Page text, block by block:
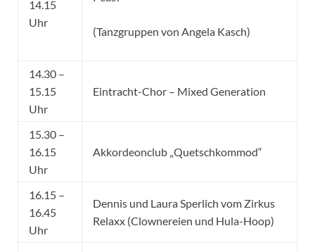
14.15
Uhr
(Tanzgruppen von Angela Kasch)
14.30 –
15.15
Uhr
Eintracht-Chor – Mixed Generation
15.30 –
16.15
Uhr
Akkordeonclub „Quetschkommod“
16.15 –
16.45
Uhr
Dennis und Laura Sperlich vom Zirkus
Relaxx (Clownereien und Hula-Hoop)